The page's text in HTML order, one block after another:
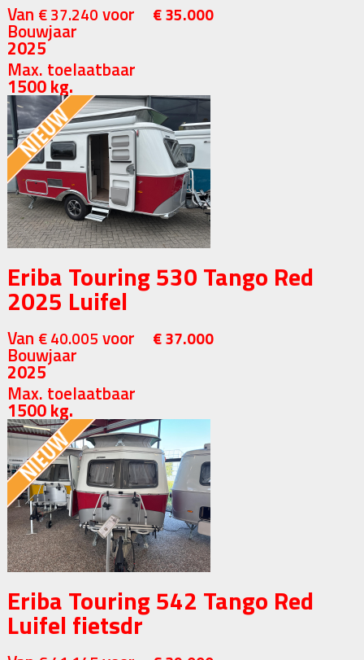
Van € 37.240 voor € 35.000
Bouwjaar
2025
Max. toelaatbaar
1500 kg.
Eriba Touring 530 Tango Red
2025 Luifel
Van € 40.005 voor € 37.000
Bouwjaar
2025
Max. toelaatbaar
1500 kg.
Eriba Touring 542 Tango Red
Luifel fietsdr